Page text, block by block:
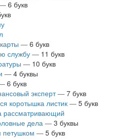
—6 букв
карты — 6 букв
службу — 11 букв
— 10 букв
— 4 буквы
6 букв
эксперт — 7 букв
коротышка листик — 5 букв
рассматривающий
дела — 3 буквы
петушком — 5 букв